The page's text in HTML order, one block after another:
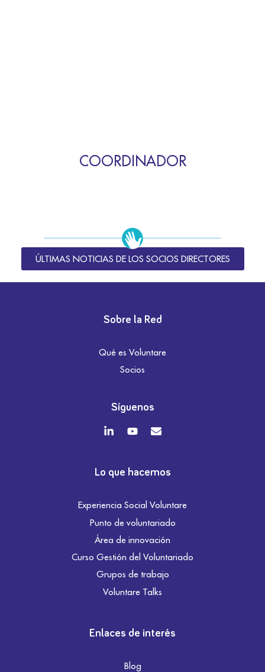
COORDINADOR
ÚLTIMAS NOTICIAS DE LOS SOCIOS DIRECTORES
Sobre la Red
Qué es Voluntare
Socios
Síguenos
Lo que hacemos
Experiencia Social Voluntare
Punto de voluntariado
Área de innovación
Curso Gestión del Voluntariado
Grupos de trabajo
Voluntare Talks
Enlaces de interés
Blog